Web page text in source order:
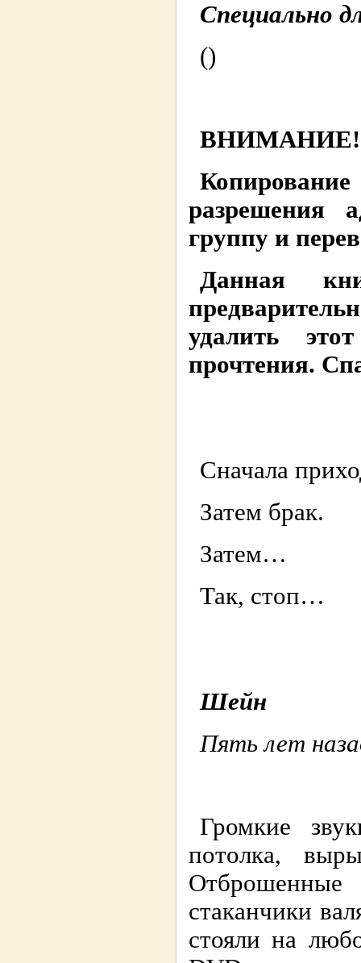
Специально
()
ВНИМАНИЕ!
разрешения
группу и
Данная
удалить
прочтения.
Сначала
Затем брак.
Затем…
Так, стоп…
Шейн
Пять лет
Громкие
потолка,
стаканчики
стояли на